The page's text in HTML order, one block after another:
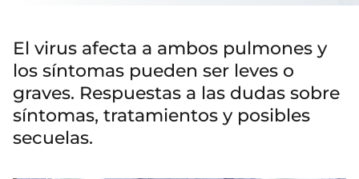
El virus afecta a ambos pulmones y
los síntomas pueden ser leves o
graves. Respuestas a las dudas sobre
síntomas, tratamientos y posibles
secuelas.